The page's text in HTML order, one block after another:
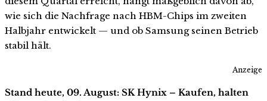
wie sich die Nachfrage nach HBM-Chips im zweiten
Halbjahr entwickelt — und ob Samsung seinen Betrieb
stabil hält.
Anzeige
Stand heute, 09. August: SK Hynix – Kaufen, halten